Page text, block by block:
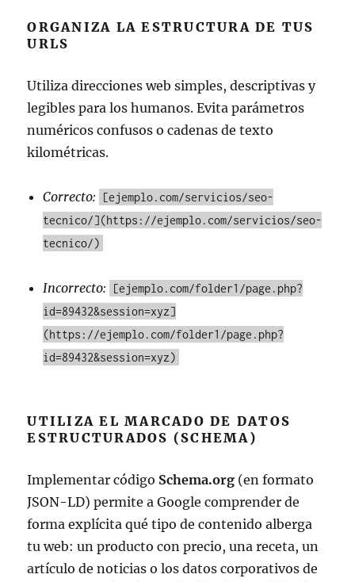
ORGANIZA LA ESTRUCTURA DE TUS
URLS
Utiliza direcciones web simples, descriptivas y
legibles para los humanos. Evita parámetros
numéricos confusos o cadenas de texto
kilométricas.
Correcto:
[ejemplo.com/servicios/seo-
tecnico/](https://ejemplo.com/servicios/seo-
tecnico/)
Incorrecto:
[ejemplo.com/folder1/page.php?
id=89432&session=xyz]
(https://ejemplo.com/folder1/page.php?
id=89432&session=xyz)
UTILIZA EL MARCADO DE DATOS
ESTRUCTURADOS (SCHEMA)
Implementar código Schema.org (en formato
JSON-LD) permite a Google comprender de
forma explícita qué tipo de contenido alberga
tu web: un producto con precio, una receta, un
artículo de noticias o los datos corporativos de